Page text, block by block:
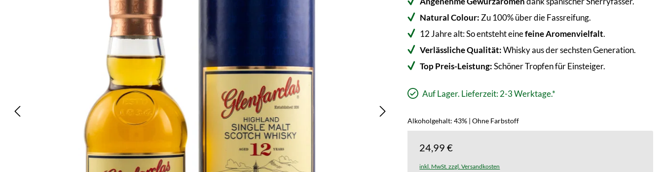
Natural Colour: Zu 100% über die Fassreifung.
12 Jahre alt: So entsteht einefeine Aromenvielfalt.
Verlässliche Qualität:Whisky aus der sechsten Generation.
Top Preis-Leistung:Schöner Tropfen für Einsteiger.
Auf Lager. Lieferzeit: 2-3 Werktage.*
Alkoholgehalt: 43% | Ohne Farbstoff
24,99 €
inkl. MwSt. zzgl. Versandkosten